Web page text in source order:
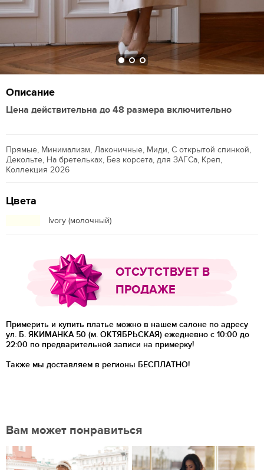
Описание
Цена действительна до 48 размера включительно
Прямые, Минимализм, Лаконичные, Миди, С открытой спинкой,
Декольте, На бретельках, Без корсета, для ЗАГСа, Креп,
Коллекция 2026
Цвета
Ivory (молочный)
ОТСУТСТВУЕТ В
ПРОДАЖЕ
Примерить и купить платье можно в нашем салоне по адресу
ул. Б. ЯКИМАНКА 50 (м. ОКТЯБРЬСКАЯ) ежедневно с 10:00 до
22:00 по предварительной записи на примерку!
Также мы доставляем в регионы БЕСПЛАТНО!
Вам может понравиться